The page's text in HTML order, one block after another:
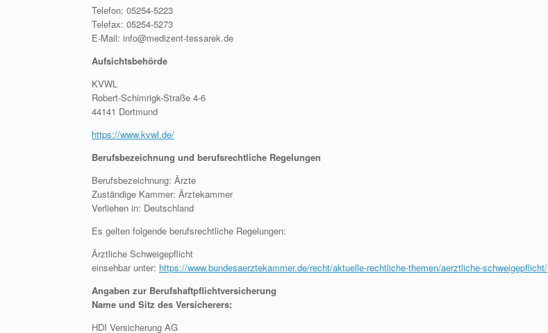
Telefon: 05254-5223
Telefax: 05254-5273
E-Mail: info@medizent-tessarek.de
Aufsichtsbehörde
KVWL
Robert-Schimrigk-Straße 4-6
44141 Dortmund
https://www.kvwl.de/
Berufsbezeichnung und berufsrechtliche Regelungen
Berufsbezeichnung: Ärzte
Zuständige Kammer: Ärztekammer
Verliehen in: Deutschland
Es gelten folgende berufsrechtliche Regelungen:
Ärztliche Schweigepflicht
einsehbar unter: https://www.bundesaerztekammer.de/recht/aktuelle-rechtliche-themen/aerztliche-schweigepflicht/
Angaben zur Berufshaftpflichtversicherung
Name und Sitz des Versicherers:
HDI Versicherung AG